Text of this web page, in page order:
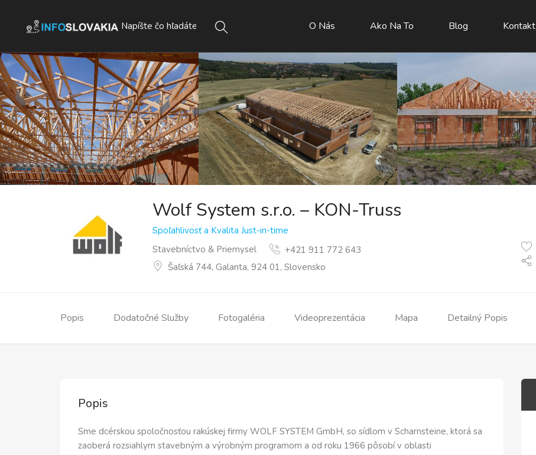
O Nás Ako Na To Blog Kontakt
Wolf System s.r.o. – KON-Truss
Spoľahlivosť a Kvalita Just-in-time
Stavebníctvo & Priemysel
+421 911 772 643
Šaľská 744, Galanta, 924 01, Slovensko
Popis Dodatočné Služby Fotogaléria Videoprezentácia Mapa Detailný Popis
Popis
Sme dcérskou spoločnosťou rakúskej firmy WOLF SYSTEM GmbH, so sídlom v Scharnsteine, ktorá sa
zaoberá rozsiahlym stavebným a výrobným programom a od roku 1966 pôsobí v oblasti